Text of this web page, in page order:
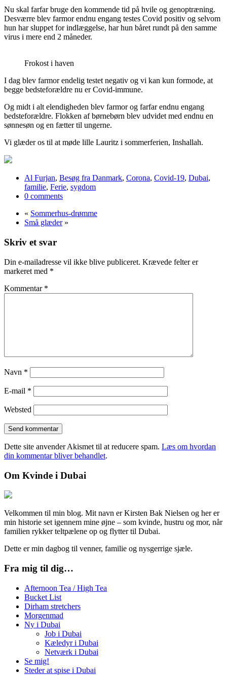
Nu skal farfar bruge den kommende tid på hvile og genoptræning.
Desværre blev farmor endnu engang testes Covid positiv og selvom
hun har sluppet for indlæggelse, har hun båret rundt på den samme
virus i mere end 2 måneder.
Frokost i haven
I dag blev farmor endelig testet negativ og vi kan kun formode, at
begge bedsteforældre nu er Covid-immune.
Og midt i alt elendigheden blev farmor og farfar endnu engang
bedsteforældre. Flokken af børnebørn blev udvidet med endnu en
sønnesøn og en fætter til ungerne.
Vi glæder os til at møde lille Lauritz i sommerferien, Inshallah.
Al Furjan, Besøg fra Danmark, Corona, Covid-19, Dubai,
familie, Ferie, sygdom
0 comments
« Sommerhus-drømme
Små glæder»
Skriv et svar
Din e-mailadresse vil ikke blive publiceret. Krævede felter er
markeret med *
Kommentar *
Navn *
E-mail *
Websted
Dette site anvender Akismet til at reducere spam. Læs om hvordan
din kommentar bliver behandlet.
Om Kvinde i Dubai
Velkommen til min blog. Mit navn er Kirsten Bak Nielsen og her er
min historie set igennem mine øjne – som kvinde, hustru og mor, når
familien rykker teltpælene op og flytter til Dubai.
Dette er min dagbog til venner, familie og nysgerrige sjæle.
Fra mig til dig…
Afternoon Tea / High Tea
Bucket List
Dirham stretchers
Morgenmad
Ny i Dubai
Job i Dubai
Kæledyr i Dubai
Netværk i Dubai
Se mig!
Steder at spise i Dubai